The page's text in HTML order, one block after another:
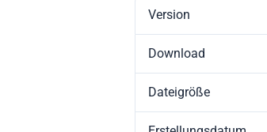
Version
Download
Dateigröße